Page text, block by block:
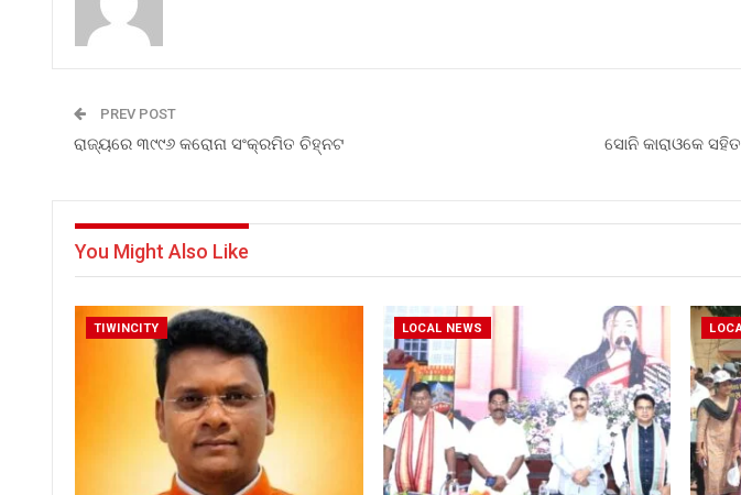
PREV POST
ରାଜ୍ୟରେ ୩୯୯୬ କରୋନା ସଂକ୍ରମିତ ଚିହ୍ନଟ ସୋନି କାରାଓକେ
You Might Also Like
TIWINCITY LOCAL NEWS